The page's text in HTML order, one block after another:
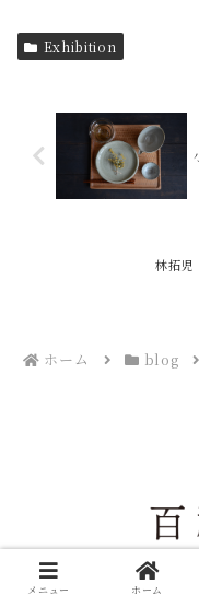
Exhibition
林拓
ホーム blog
Copyright © 2004-
メニュー ホーム